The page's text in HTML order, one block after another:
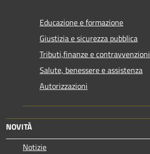
Educazione e formazione
Giustizia e sicurezza pubblica
Tributi,finanze e contravvenzioni
Salute, benessere e assistenza
Autorizzazioni
NOVITÀ
Notizie